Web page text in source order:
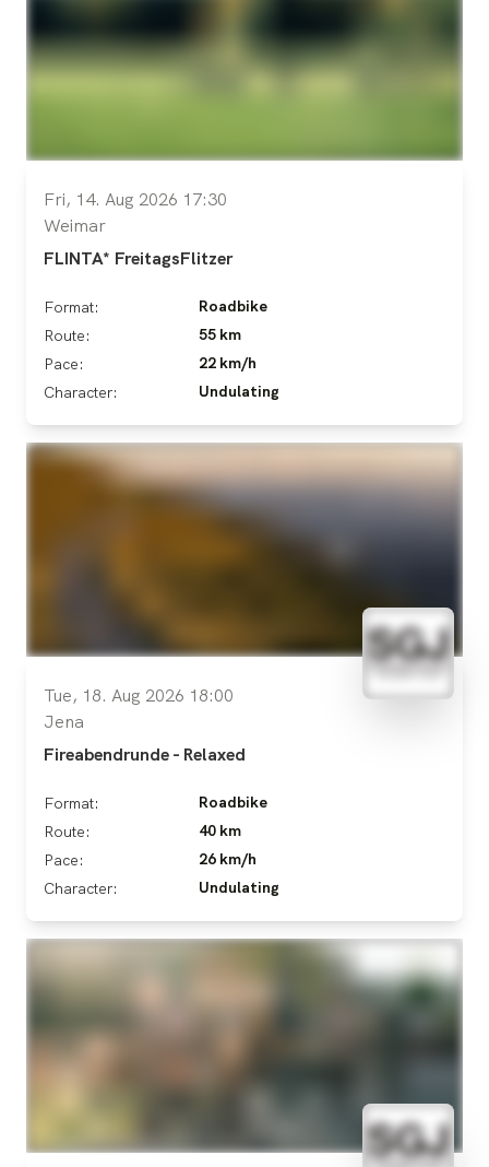
Fri, 14. Aug 2026 17:30
Weimar
FLINTA* FreitagsFlitzer
Format:
Roadbike
Route:
55 km
Pace:
22 km/h
Character:
Undulating
Tue, 18. Aug 2026 18:00
Jena
Fireabendrunde - Relaxed
Format:
Roadbike
Route:
40 km
Pace:
26 km/h
Character:
Undulating